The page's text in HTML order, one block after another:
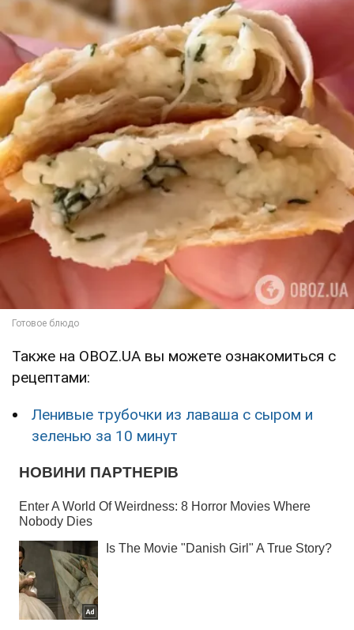
Также на OBOZ.UA вы можете ознакомиться с
рецептами:
Ленивые трубочки из лаваша с сыром и
зеленью за 10 минут